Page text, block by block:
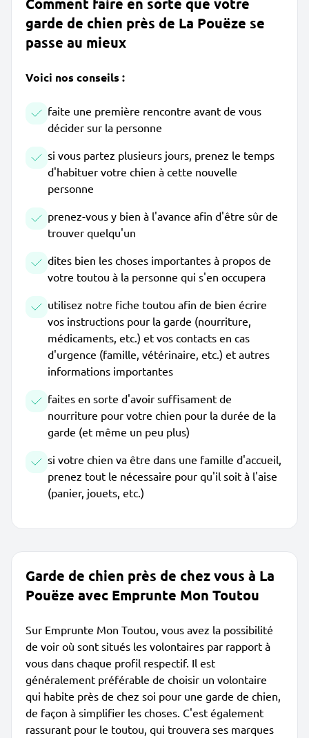
garde de chien près de La Pouëze se
passe au mieux
Voici nos conseils :
faite une première rencontre avant de vous
décider sur la personne
si vous partez plusieurs jours, prenez le temps
d'habituer votre chien à cette nouvelle
personne
prenez-vous y bien à l'avance afin d'être sûr de
trouver quelqu'un
dites bien les choses importantes à propos de
votre toutou à la personne qui s'en occupera
utilisez notre fiche toutou afin de bien écrire
vos instructions pour la garde (nourriture,
médicaments, etc.) et vos contacts en cas
d'urgence (famille, vétérinaire, etc.) et autres
informations importantes
faites en sorte d'avoir suffisament de
nourriture pour votre chien pour la durée de la
garde (et même un peu plus)
si votre chien va être dans une famille d'accueil,
prenez tout le nécessaire pour qu'il soit à l'aise
(panier, jouets, etc.)
Garde de chien près de chez vous à La
Pouëze avec Emprunte Mon Toutou
Sur Emprunte Mon Toutou, vous avez la possibilité
de voir où sont situés les volontaires par rapport à
vous dans chaque profil respectif. Il est
généralement préférable de choisir un volontaire
qui habite près de chez soi pour une garde de chien,
de façon à simplifier les choses. C'est également
rassurant pour le toutou, qui trouvera ses marques